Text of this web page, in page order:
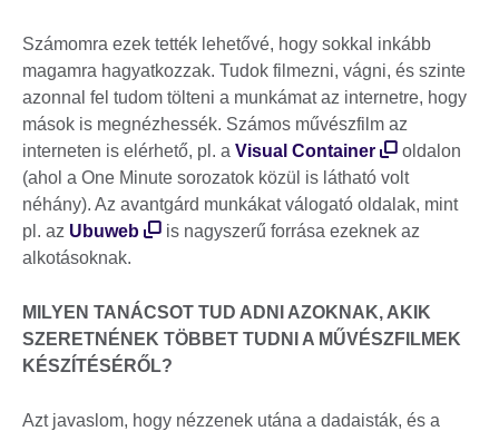
Számomra ezek tették lehetővé, hogy sokkal inkább
magamra hagyatkozzak. Tudok filmezni, vágni, és szinte
azonnal fel tudom tölteni a munkámat az internetre, hogy
mások is megnézhessék. Számos művészfilm az
interneten is elérhető, pl. a Visual Container
oldalon
(ahol a One Minute sorozatok közül is látható volt
néhány). Az avantgárd munkákat válogató oldalak, mint
pl. az Ubuweb
is nagyszerű forrása ezeknek az
alkotásoknak.
MILYEN TANÁCSOT TUD ADNI AZOKNAK, AKIK
SZERETNÉNEK TÖBBET TUDNI A MŰVÉSZFILMEK
KÉSZÍTÉSÉRŐL?
Azt javaslom, hogy nézzenek utána a dadaisták, és a